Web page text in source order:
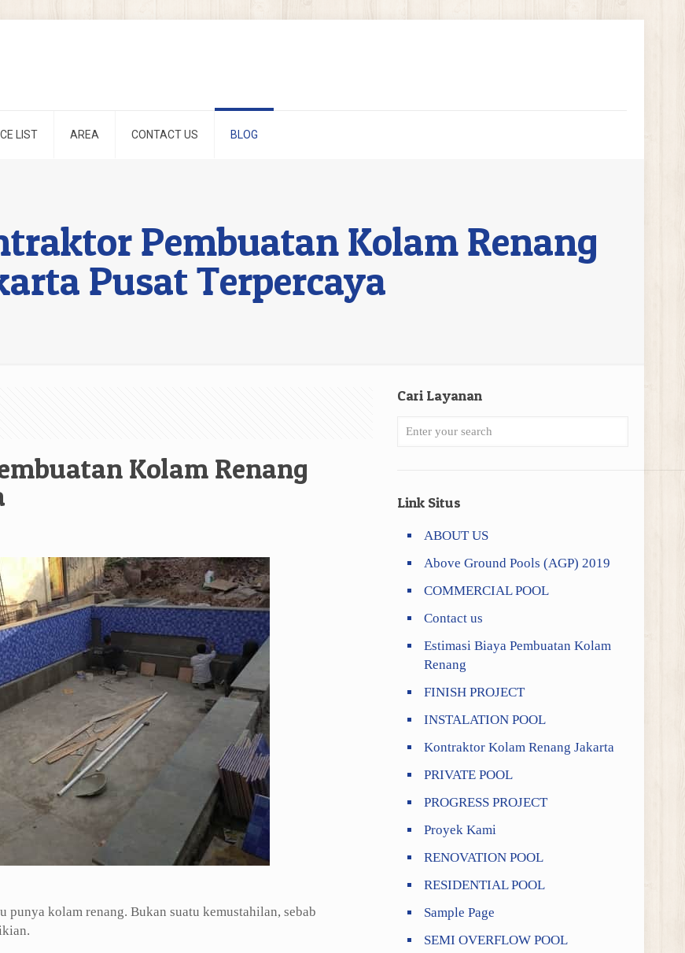
LIST AREA CONTACT US BLOG
Pembuatan Kolam Renang
Pusat Terpercaya
Kolam Renang
kolam renang. Bukan suatu kemustahilan, sebab
Cari Layanan
Link Situs
ABOUT US
Above Ground Pools (AGP) 2019
COMMERCIAL POOL
Contact us
Estimasi Biaya Pembuatan Kolam
Renang
FINISH PROJECT
INSTALATION POOL
Kontraktor Kolam Renang Jakarta
PRIVATE POOL
PROGRESS PROJECT
Proyek Kami
RENOVATION POOL
RESIDENTIAL POOL
Sample Page
SEMI OVERFLOW POOL